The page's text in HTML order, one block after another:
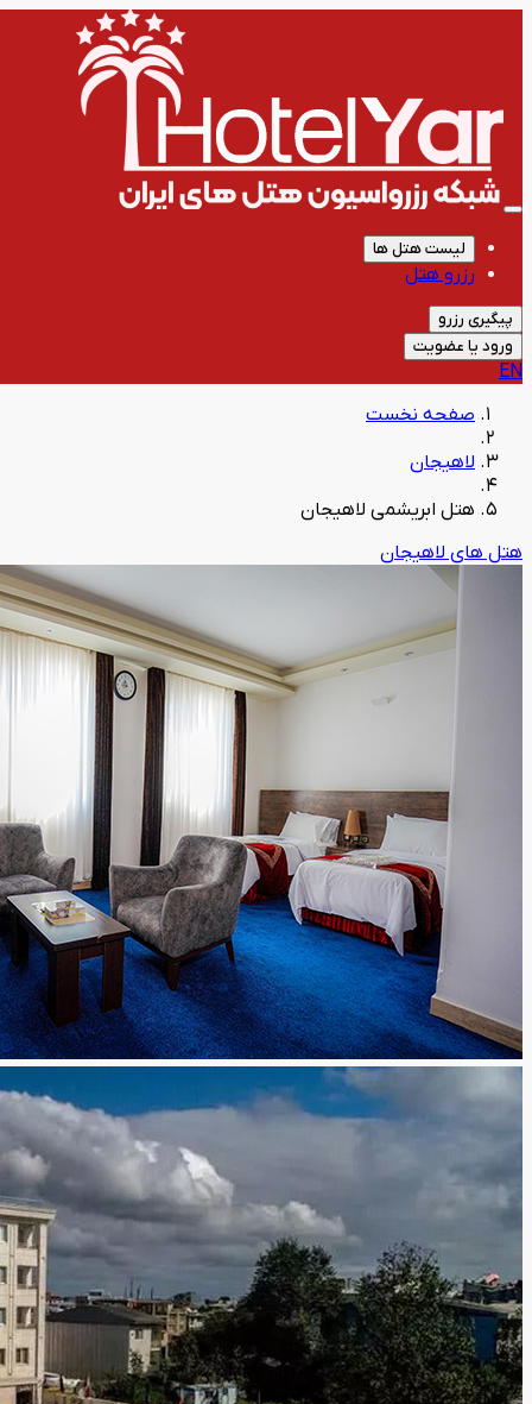
لیست هتل ها
رزرو هتل
پیگیری رزرو
ورود یا عضویت
EN
صفحه نخست
لاهیجان
هتل ابریشمی لاهیجان
هتل های لاهیجان